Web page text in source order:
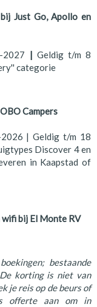
Just Go, Apollo en
2027 | Geldig t/m 8
categorie
Campers
| Geldig t/m 18
Discover 4 en
in Kaapstad of
bij El Monte RV
bestaande
korting is niet van
je reis op de beurs of
offerte aan om in